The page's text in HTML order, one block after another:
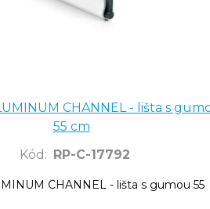
CHANNEL - lišta s
55 cm
Kód : RP-C-17792
CHANNEL - lišta s gumou 55